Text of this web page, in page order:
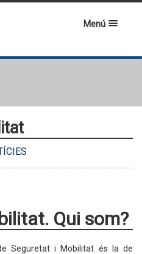
Menú
Qui som?
Seguretat i Mobilitat és la de